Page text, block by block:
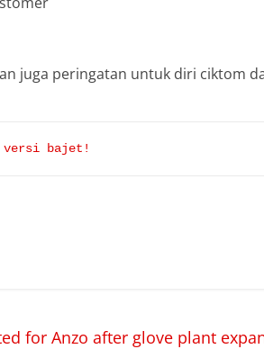
juga peringatan untuk diri ciktom
versi bajet!
for Anzo after glove plant